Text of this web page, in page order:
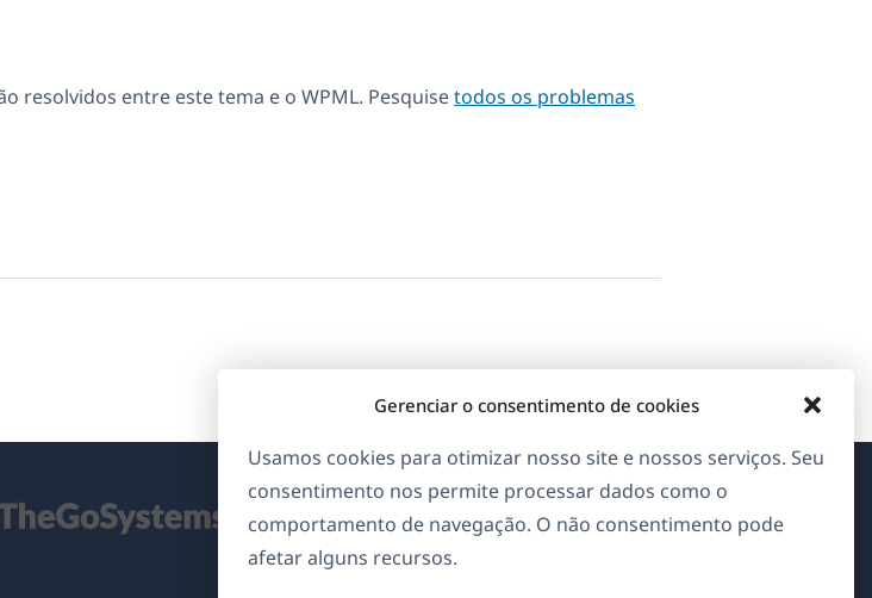
Gerenciar o consentimento de cookies
Usamos cookies para otimizar nosso site e nossos serviços. Seu
consentimento nos permite processar dados como o
comportamento de navegação. O não consentimento pode
afetar alguns recursos.
resolvidos entre este tema e o WPML. Pesquisetodos os problemas
Sobre o WPML
GDPR & Política de Privacidade